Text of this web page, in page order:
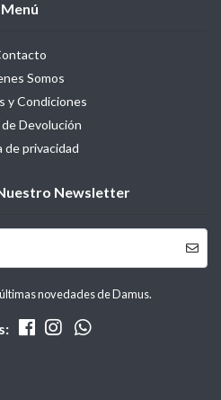
Menú
Somos
y Condiciones
Devolución
de privacidad
Newsletter
novedades de Damus.